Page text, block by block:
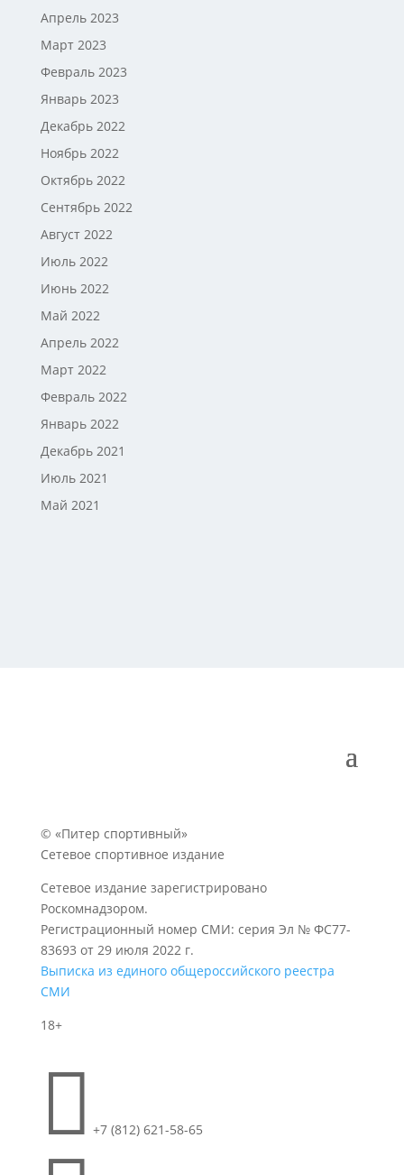
Апрель 2023
Март 2023
Февраль 2023
Январь 2023
Декабрь 2022
Ноябрь 2022
Октябрь 2022
Сентябрь 2022
Август 2022
Июль 2022
Июнь 2022
Май 2022
Апрель 2022
Март 2022
Февраль 2022
Январь 2022
Декабрь 2021
Июль 2021
Май 2021
© «Питер спортивный»
Сетевое спортивное издание
Сетевое издание зарегистрировано
Роскомнадзором.
Регистрационный номер СМИ: серия Эл № ФС77-
83693 от 29 июля 2022 г.
Выписка из единого общероссийского реестра
СМИ
18+
 +7 (812) 621-58-65